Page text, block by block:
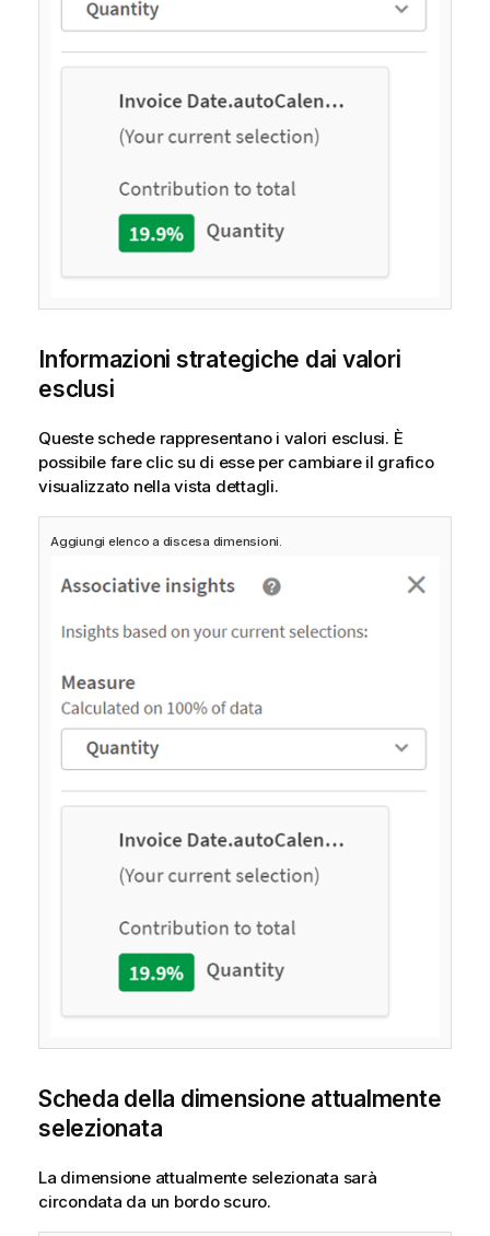
Informazioni strategiche dai valori
esclusi
Queste schede rappresentano i valori esclusi. È
possibile fare clic su di esse per cambiare il grafico
visualizzato nella vista dettagli.
Aggiungi elenco a discesa dimensioni.
Scheda della dimensione attualmente
selezionata
La dimensione attualmente selezionata sarà
circondata da un bordo scuro.